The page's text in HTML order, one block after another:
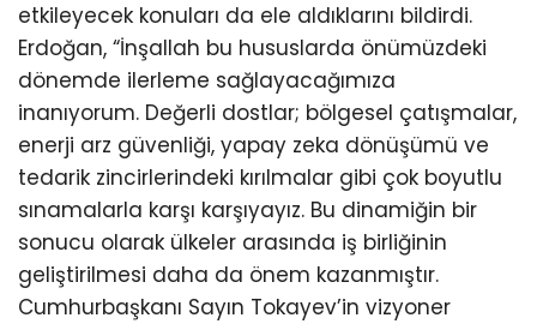
etkileyecek konuları da ele aldıklarını bildirdi.
Erdoğan, “İnşallah bu hususlarda önümüzdeki
dönemde ilerleme sağlayacağımıza
inanıyorum. Değerli dostlar; bölgesel çatışmalar,
enerji arz güvenliği, yapay zeka dönüşümü ve
tedarik zincirlerindeki kırılmalar gibi çok boyutlu
sınamalarla karşı karşıyayız. Bu dinamiğin bir
sonucu olarak ülkeler arasında iş birliğinin
geliştirilmesi daha da önem kazanmıştır.
Cumhurbaşkanı Sayın Tokayev’in vizyoner